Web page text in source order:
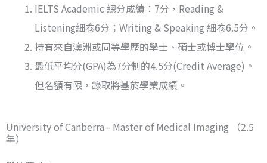
IELTS Academic 總分成績：7分，Reading &
Listening細卷6分；Writing & Speaking 細卷6.5分。
持有來自澳洲或同等學歷的學士、碩士或博士學位。
最低平均分(GPA)為7分制的4.5分(Credit Average)。
但名額有限，錄取將基於學業成績。
University of Canberra - Master of Medical Imaging （2.5
年）